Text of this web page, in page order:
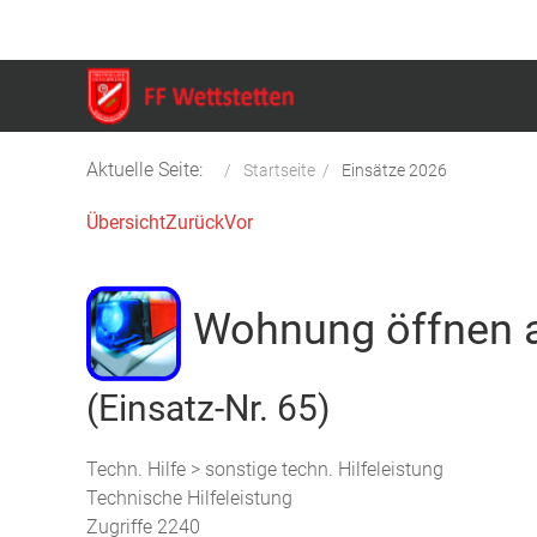
Aktuelle Seite: Startseite Einsätze 2026
ÜbersichtZurückVor
Wohnung öffnen
(Einsatz-Nr. 65)
Techn. Hilfe > sonstige techn. Hilfeleistung
Technische Hilfeleistung
Zugriffe 2240